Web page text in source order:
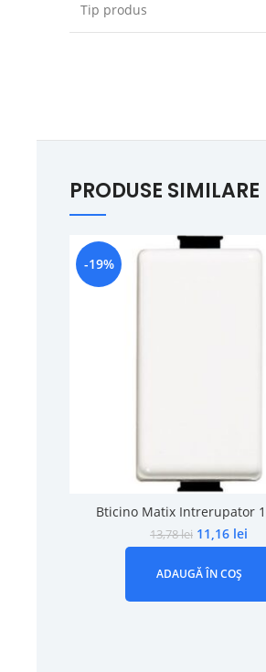
Tip produs
PRODUSE SIMILARE
-19%
Bticino Matix Intrerupator
13,78lei 11,16 lei
ADAUGĂ ÎN COȘ